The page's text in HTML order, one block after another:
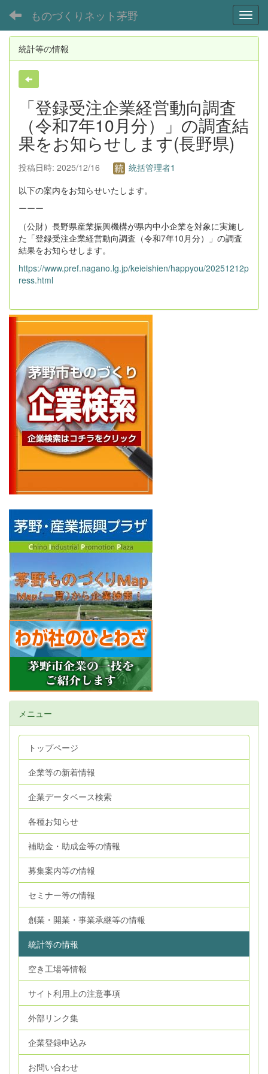
ものづくりネット茅野
統計等の情報
「登録受注企業経営動向調査
（令和7年10月分）」の調査結
果をお知らせします(長野県)
投稿日時: 2025/12/16
統括管理者1
以下の案内をお知らせいたします。
ーーー
（公財）長野県産業振興機構が県内中小企業を対象に実施し
た「登録受注企業経営動向調査（令和7年10月分）」の調査
結果をお知らせします。
https://www.pref.nagano.lg.jp/keieishien/happyou/20251212p
ress.html
メニュー
トップページ
企業等の新着情報
企業データベース検索
各種お知らせ
補助金・助成金等の情報
募集案内等の情報
セミナー等の情報
創業・開業・事業承継等の情報
統計等の情報
空き工場等情報
サイト利用上の注意事項
外部リンク集
企業登録申込み
お問い合わせ